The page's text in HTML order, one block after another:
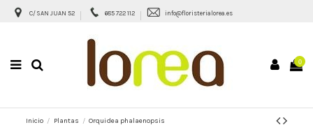
C/ SAN JUAN 52 685 722 112 info@floristerialorea.es
0
Inicio Plantas Orquidea phalaenopsis